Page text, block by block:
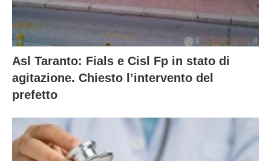
Asl Taranto: Fials e Cisl Fp in stato di
agitazione. Chiesto l’intervento del
prefetto